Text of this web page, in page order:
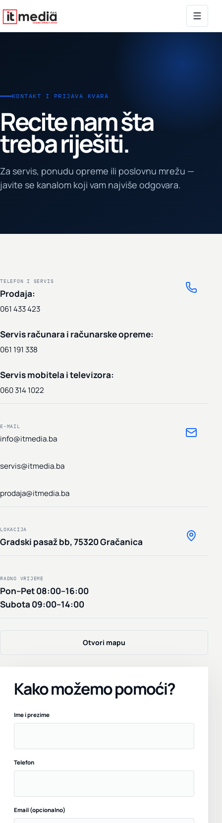
KONTAKT I PRIJAVA KVARA
Recite nam šta
treba riješiti.
Za servis, ponudu opreme ili poslovnu mrežu —
javite se kanalom koji vam najviše odgovara.
TELEFON I SERVIS
Prodaja:
061 433 423
Servis računara i računarske opreme:
061 191 338
Servis mobitela i televizora:
060 314 1022
E-MAIL
info@itmedia.ba
servis@itmedia.ba
prodaja@itmedia.ba
LOKACIJA
Gradski pasaž bb,75320 Gračanica
RADNO VRIJEME
Pon–Pet 08:00–16:00
Subota 09:00–14:00
Otvori mapu
Kako možemo pomoći?
Ime i prezime
Telefon
Email (opcionalno)